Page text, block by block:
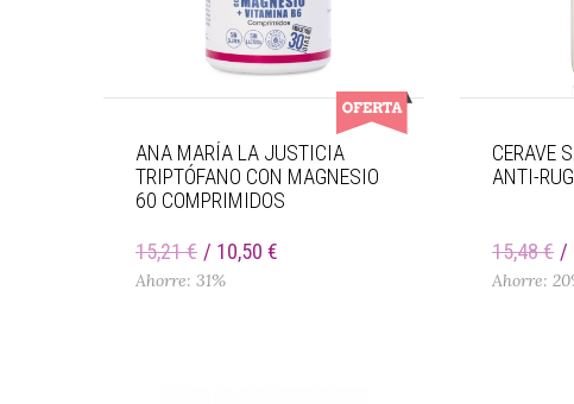
ANA MARÍA LA JUSTICIA
TRIPTÓFANO CON MAGNESIO
60 COMPRIMIDOS
15,21 € 10,50 €
Ahorre: 31%
CERAVE
ANTI-
15,48 €
Ahorre: